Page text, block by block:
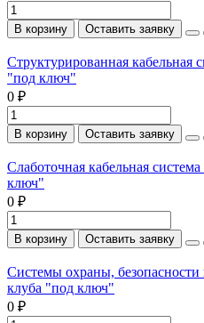
В корзину Оставить заявку
Структурированная кабельная
"под ключ"
0 ₽
В корзину Оставить заявку
Слаботочная кабельная
ключ"
0 ₽
В корзину Оставить заявку
Системы охраны, безопасности
клуба "под ключ"
0 ₽